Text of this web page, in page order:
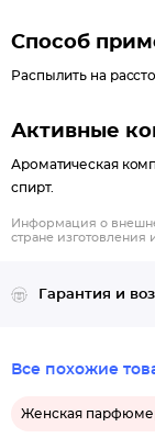
Способ
Распылить на
Активные
Ароматическая
спирт.
Информация о
стране изготовления
Гарантия и
Все похожие
Женская